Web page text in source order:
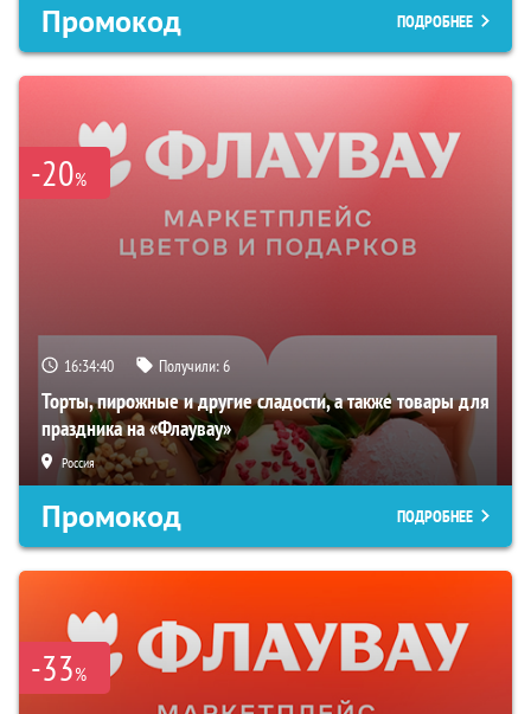
Промокод ПОДРОБНЕЕ
-20%
16:34:40 Получили:6
Торты, пирожные и другие сладости, а также товары для
праздника на «Флаувау»
Россия
Промокод ПОДРОБНЕЕ
-33%